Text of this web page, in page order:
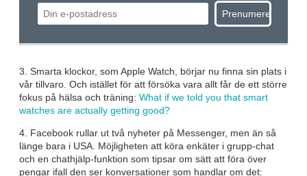
3. Smarta klockor, som Apple Watch, börjar nu finna sin plats i
vår tillvaro. Och istället för att försöka vara allt får de ett större
fokus på hälsa och träning: What if we told you that smart
watches are actually getting good?
4. Facebook rullar ut två nyheter på Messenger, men än så
länge bara i USA. Möjligheten att köra enkäter i grupp-chat
och en chathjälp-funktion som tipsar om sätt att föra över
pengar ifall den ser konversationer som handlar om det: